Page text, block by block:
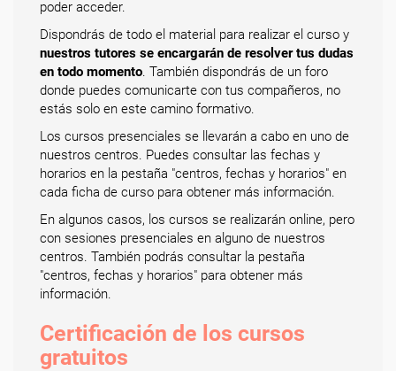
poder acceder.
Dispondrás de todo el material para realizar el curso y
nuestros tutores se encargarán de resolver tus dudas
en todo momento . También dispondrás de un foro
donde puedes comunicarte con tus compañeros, no
estás solo en este camino formativo.
Los cursos presenciales se llevarán a cabo en uno de
nuestros centros. Puedes consultar las fechas y
horarios en la pestaña "centros, fechas y horarios" en
cada ficha de curso para obtener más información.
En algunos casos, los cursos se realizarán online, pero
con sesiones presenciales en alguno de nuestros
centros. También podrás consultar la pestaña
"centros, fechas y horarios" para obtener más
información.
Certificación de los cursos
gratuitos